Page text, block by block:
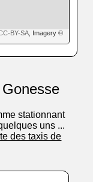
BY-SA , Imagery ©
stationnant
uns ...
des taxis de